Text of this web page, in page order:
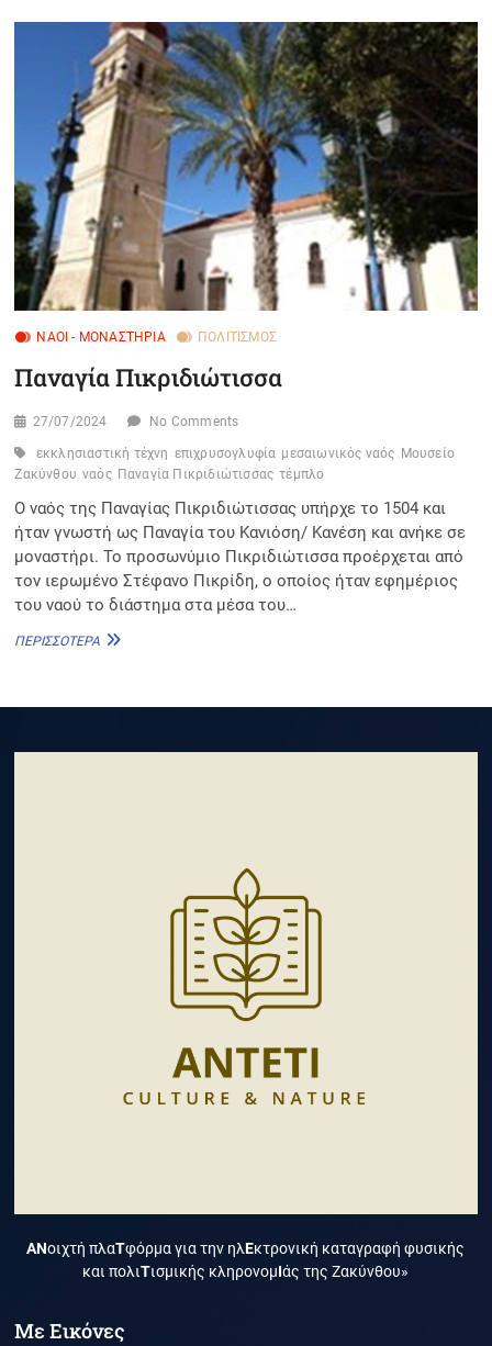
ΝΑΟΊ - ΜΟΝΑΣΤΉΡΙΑ ΠΟΛΙΤΙΣΜΌΣ
Παναγία Πικριδιώτισσα
27/07/2024 No Comments
εκκλησιαστική τέχνη επιχρυσογλυφία μεσαιωνικός ναός Μουσείο
Ζακύνθου ναός Παναγία Πικριδιώτισσας τέμπλο
Ο ναός της Παναγίας Πικριδιώτισσας υπήρχε το 1504 και
ήταν γνωστή ως Παναγία του Κανιόση/ Κανέση και ανήκε σε
μοναστήρι. Το προσωνύμιο Πικριδιώτισσα προέρχεται από
τον ιερωμένο Στέφανο Πικρίδη, ο οποίος ήταν εφημέριος
του ναού το διάστημα στα μέσα του…
ΠΕΡΙΣΣΌΤΕΡΑ ΠΑΝΑΓΊΑ
ΑΝοιχτή πλαΤφόρμα για την ηλΕκτρονική καταγραφή φυσικής
και πολιΤισμικής κληρονομΙάς της Ζακύνθου»
Με Εικόνες